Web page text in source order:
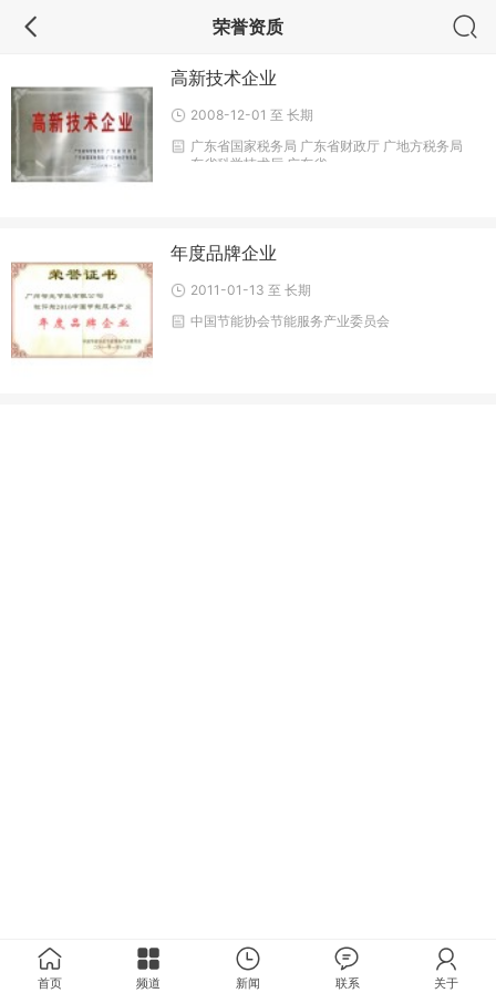
荣誉资质
高新技术企业
2008-12-01 至 长期
广东省国家税务局 广东省财政厅 广地方税务局
东省科学技术厅 广东省
年度品牌企业
2011-01-13 至 长期
中国节能协会节能服务产业委员会
首页 频道 新闻 联系 关于